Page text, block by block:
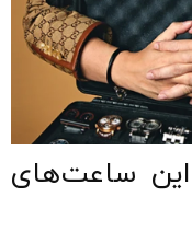
این ساعت‌های